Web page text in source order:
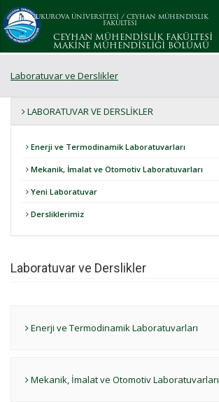
ÇUKUROVA ÜNİVERSİTESİ / CEYHAN MÜHENDISLIK
FAKÜLTESI
CEYHAN MÜHENDİSLİK FAKÜLTESİ
MAKİNE MÜHENDİSLİĞİ BÖLÜMÜ
Laboratuvar ve Derslikler
LABORATUVAR VE DERSLIKLER
Enerji ve Termodinamik Laboratuvarları
Mekanik, İmalat ve Otomotiv Laboratuvarları
Yeni Laboratuvar
Dersliklerimiz
Laboratuvar ve Derslikler
Enerji ve Termodinamik Laboratuvarları
Mekanik, İmalat ve Otomotiv Laboratuvarları